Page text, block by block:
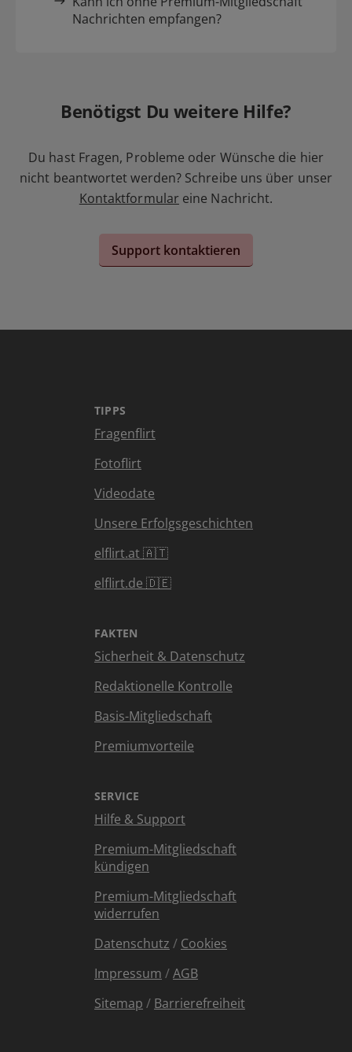
Nachrichten empfangen?
Benötigst Du weitere Hilfe?
Du hast Fragen, Probleme oder Wünsche die hier
nicht beantwortet werden? Schreibe uns über unser
Kontaktformular eine Nachricht.
Support kontaktieren
TIPPS
Fragenflirt
Fotoflirt
Videodate
Unsere Erfolgsgeschichten
elflirt.at 🇦🇹
elflirt.de 🇩🇪
FAKTEN
Sicherheit & Datenschutz
Redaktionelle Kontrolle
Basis-Mitgliedschaft
Premiumvorteile
SERVICE
Hilfe & Support
Premium-Mitgliedschaft
kündigen
Premium-Mitgliedschaft
widerrufen
Datenschutz / Cookies
Impressum /AGB
Sitemap / Barrierefreiheit